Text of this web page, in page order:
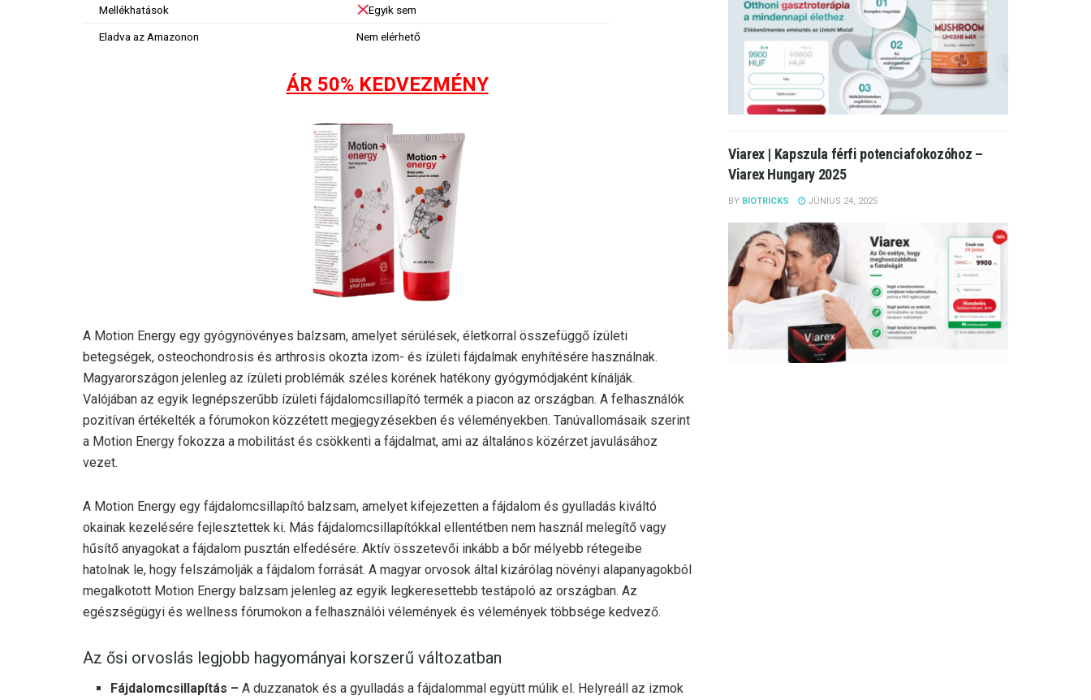
Mellékhatások Egyik sem
Eladva az Amazonon Nem elérhető
ÁR 50% KEDVEZMÉNY
A Motion Energy egy gyógynövényes balzsam, amelyet sérülések, életkorral összefüggő ízületi
betegségek, osteochondrosis és arthrosis okozta izom- és ízületi fájdalmak enyhítésére használnak.
Magyarországon jelenleg az ízületi problémák széles körének hatékony gyógymódjaként kínálják.
Valójában az egyik legnépszerűbb ízületi fájdalomcsillapító termék a piacon az országban. A felhasználók
pozitívan értékelték a fórumokon közzétett megjegyzésekben és véleményekben. Tanúvallomásaik szerint
a Motion Energy fokozza a mobilitást és csökkenti a fájdalmat, ami az általános közérzet javulásához
vezet.
A Motion Energy egy fájdalomcsillapító balzsam, amelyet kifejezetten a fájdalom és gyulladás kiváltó
okainak kezelésére fejlesztettek ki. Más fájdalomcsillapítókkal ellentétben nem használ melegítő vagy
hűsítő anyagokat a fájdalom pusztán elfedésére. Aktív összetevői inkább a bőr mélyebb rétegeibe
hatolnak le, hogy felszámolják a fájdalom forrását. A magyar orvosok által kizárólag növényi alapanyagokból
megalkotott Motion Energy balzsam jelenleg az egyik legkeresettebb testápoló az országban. Az
egészségügyi és wellness fórumokon a felhasználói vélemények és vélemények többsége kedvező.
Az ősi orvoslás legjobb hagyományai korszerű változatban
Fájdalomcsillapítás – A duzzanatok és a gyulladás a fájdalommal együtt múlik el. Helyreáll az izmok
Viarex | Kapszula férfi potenciafokozóhoz –
Viarex Hungary 2025
BY BIOTRICKS JÚNIUS 24, 2025